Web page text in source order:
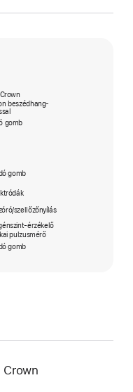
beszédhang-
gomb
gomb
szellőző­nyílás
érzékelő
pulzusmérő
gomb
Crown